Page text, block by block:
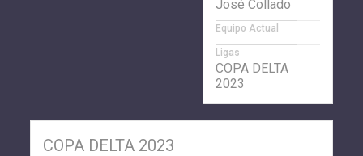
José Collado
Equipo Actual
Ligas
COPA DELTA
2023
COPA DELTA 2023